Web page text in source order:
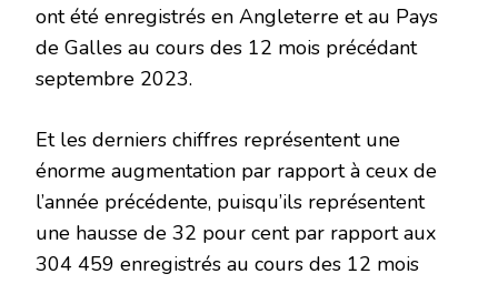
ont été enregistrés en Angleterre et au Pays
de Galles au cours des 12 mois précédant
septembre 2023.
Et les derniers chiffres représentent une
énorme augmentation par rapport à ceux de
l’année précédente, puisqu’ils représentent
une hausse de 32 pour cent par rapport aux
304 459 enregistrés au cours des 12 mois